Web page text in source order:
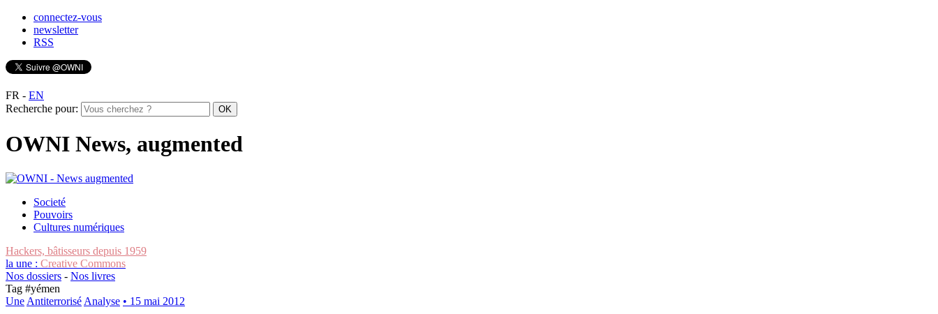
connectez-vous
newsletter
RSS
FR - EN
Recherche pour:
OWNI News, augmented
Societé
Pouvoirs
Cultures numériques
Hackers, bâtisseurs depuis 1959
la une : Creative Commons
Nos dossiers - Nos livres
Tag #yémen
Une Antiterrorisé Analyse • 15 mai 2012